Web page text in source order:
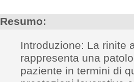
Resumo:
Introduzione: La rinite
rappresenta una
paziente in termini di